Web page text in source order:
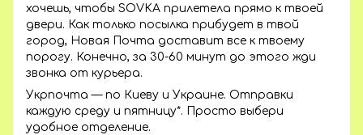
хочешь, чтобы SOVKA прилетела прямо к твоей
двери. Как только посылка прибудет в твой
город, Новая Почта доставит все к твоему
порогу. Конечно, за 30-60 минут до этого жди
звонка от курьера.
Укрпочта — по Киеву и Украине. Отправки
каждую среду и пятницу*. Просто выбери
удобное отделение.